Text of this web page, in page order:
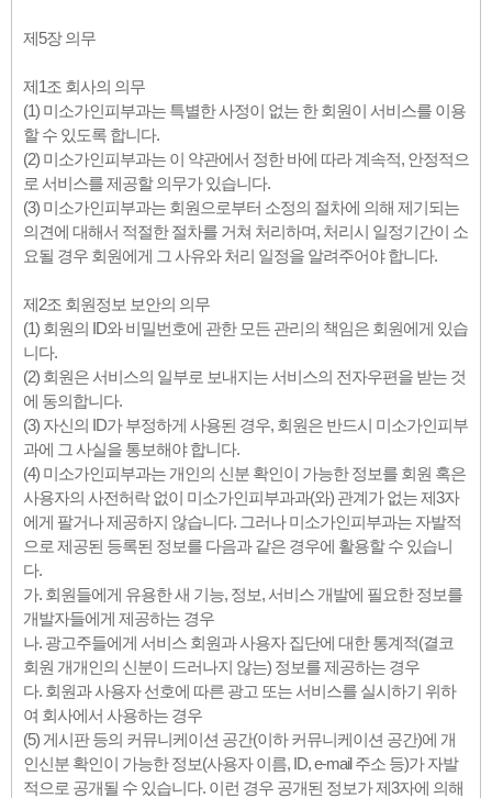
제5장 의무
제1조 회사의 의무
(1) 미소가인피부과는 특별한 사정이 없는 한 회원이 서비스를 이용
할 수 있도록 합니다.
(2) 미소가인피부과는 이 약관에서 정한 바에 따라 계속적, 안정적으
로 서비스를 제공할 의무가 있습니다.
(3) 미소가인피부과는 회원으로부터 소정의 절차에 의해 제기되는
의견에 대해서 적절한 절차를 거쳐 처리하며, 처리시 일정기간이 소
요될 경우 회원에게 그 사유와 처리 일정을 알려주어야 합니다.
제2조 회원정보 보안의 의무
(1) 회원의 ID와 비밀번호에 관한 모든 관리의 책임은 회원에게 있습
니다.
(2) 회원은 서비스의 일부로 보내지는 서비스의 전자우편을 받는 것
에 동의합니다.
(3) 자신의 ID가 부정하게 사용된 경우, 회원은 반드시 미소가인피부
과에 그 사실을 통보해야 합니다.
(4) 미소가인피부과는 개인의 신분 확인이 가능한 정보를 회원 혹은
사용자의 사전허락 없이 미소가인피부과과(와) 관계가 없는 제3자
에게 팔거나 제공하지 않습니다. 그러나 미소가인피부과는 자발적
으로 제공된 등록된 정보를 다음과 같은 경우에 활용할 수 있습니
다.
가. 회원들에게 유용한 새 기능, 정보, 서비스 개발에 필요한 정보를
개발자들에게 제공하는 경우
나. 광고주들에게 서비스 회원과 사용자 집단에 대한 통계적(결코
회원 개개인의 신분이 드러나지 않는) 정보를 제공하는 경우
다. 회원과 사용자 선호에 따른 광고 또는 서비스를 실시하기 위하
여 회사에서 사용하는 경우
(5) 게시판 등의 커뮤니케이션 공간(이하 커뮤니케이션 공간)에 개
인신분 확인이 가능한 정보(사용자 이름, ID, e-mail 주소 등)가 자발
적으로 공개될 수 있습니다. 이런 경우 공개된 정보가 제3자에 의해